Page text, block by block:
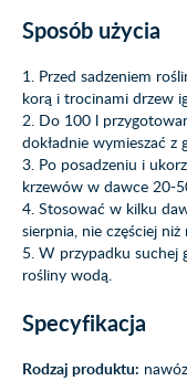
Sposób użycia
1. Przed sadzeniem
korą i trocinami drzew
2. Do 100 l
dokładnie wymieszać z
3. Po posadzeniu i
krzewów w dawce 20-
4. Stosować w kilku
sierpnia, nie częściej
5. W przypadku suchej
rośliny wodą.
Specyfikacja
Rodzaj produktu: